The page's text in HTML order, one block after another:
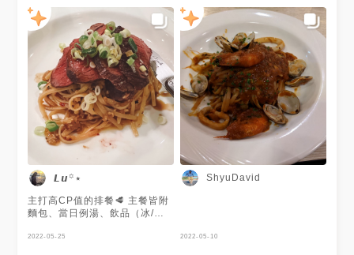
牌介紹 12:40-13:50 用餐
13:50-14:00大合照暨賦歸 ❗️注
意事項❗️ （一）每人可點300元
以下餐點，亦可自行加價換價位
較高之餐點。 （二）參加者務
必出示MENU NFT，以做為參
加依據， （三）用餐後，麻煩
大家於MENU分享本次用餐心
得，並打卡店家． （四）我們
不會將你的個資另作他用，最新
資訊或異動均以MENU美食誌官
MENU美食誌保有活動最終解釋
權。
多的建議，我們會加倍努力💪
然後也有很多人反應說平日要上
班很難參加活動，所以我們決定
下次辦在週末喔😁有興趣的朋
友，記得隨時關注我們的官方消
息喔👍 這邊來介紹一下這次的
店家： 巷內519牛排🥩 主廚曾
於國賓大飯店A-CUT牛排館及
教父牛排工作多年，因想在家鄉
開一家自己的餐廳，並回饋中永
和在地民眾，並藉由老闆曾於
Friday及Outback擔任總經理之
排館就誕生了，讓你用半價的價
格，就享受到五星級大飯店的牛
排🤩 嫩煎薄切翼板牛排義大利
麵： 使用4盎司牛肉，搭配義大
質Q彈，略帶油脂風味而不失嚼
#好吃 #人氣 #米其林 #Taiwan
#NewTaipei #MRT #lunch
#dinner #steak #delicious
#popular #Michelin
𝙇𝙪꙳⋆
主打高CP值的排餐🥩 主餐皆附
麵包、當日例湯、飲品（冰/
師曾是國賓的主廚，所以在這可
2022-05-25
ShyuDavid
2022-05-10